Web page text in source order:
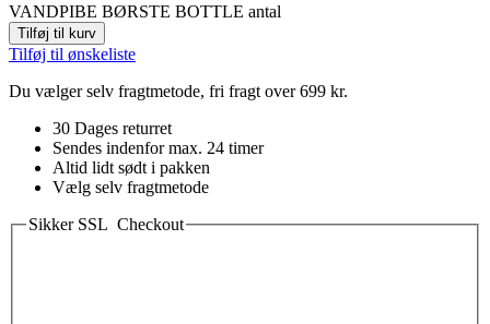
VANDPIBE BØRSTE BOTTLE antal
Tilføj til kurv
Tilføj til ønskeliste
Du vælger selv fragtmetode, fri fragt over 699 kr.
30 Dages returret
Sendes indenfor max. 24 timer
Altid lidt sødt i pakken
Vælg selv fragtmetode
Sikker SSL Checkout